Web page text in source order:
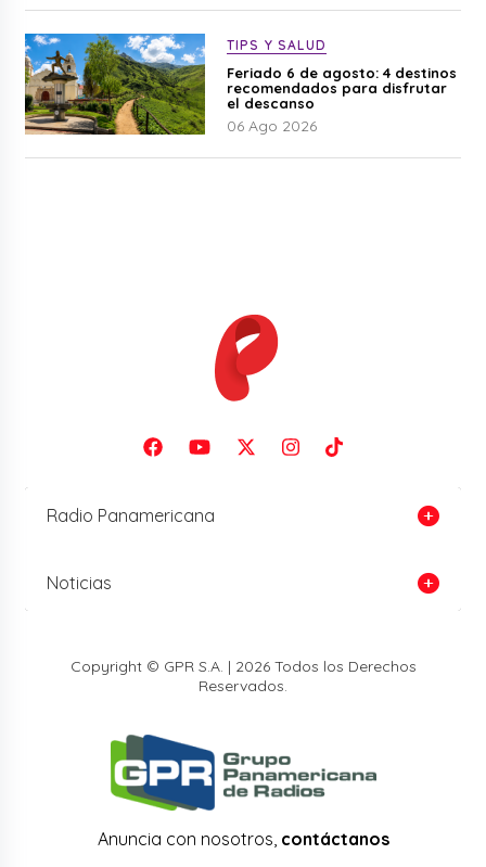
TIPS Y SALUD
Feriado 6 de agosto: 4 destinos
recomendados para disfrutar
el descanso
06 Ago 2026
Radio Panamericana
Noticias
Copyright © GPR S.A. | 2026 Todos los Derechos
Reservados.
Anuncia con nosotros, contáctanos